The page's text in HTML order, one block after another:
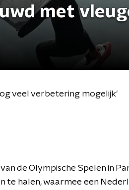
met
veel verbetering mogelijk'
de Olympische Spelen in
te halen, waarmee een